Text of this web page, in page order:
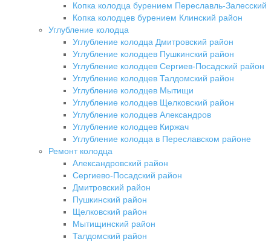
Копка колодца бурением Переславль-Залесский
Копка колодцев бурением Клинский район
Углубление колодца
Углубление колодца Дмитровский район
Углубление колодцев Пушкинский район
Углубление колодцев Сергиев-Посадский район
Углубление колодцев Талдомский район
Углубление колодцев Мытищи
Углубление колодцев Щелковский район
Углубление колодцев Александров
Углубление колодцев Киржач
Углубление колодца в Переславском районе
Ремонт колодца
Александровский район
Сергиево-Посадский район
Дмитровский район
Пушкинский район
Щелковский район
Мытищинский район
Талдомский район